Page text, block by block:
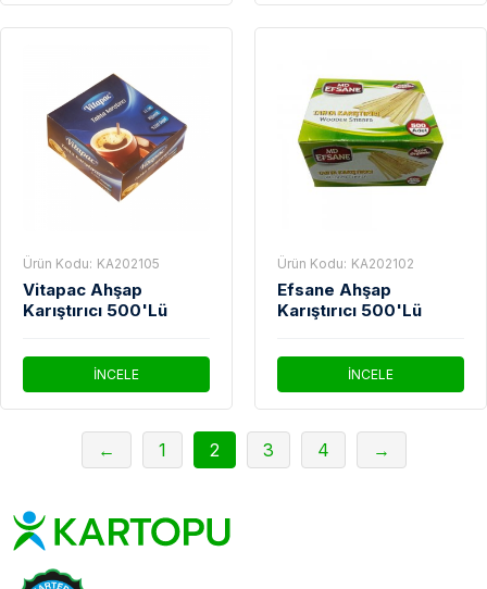
Ürün Kodu: KA202105
Vitapac Ahşap
Karıştırıcı 500'Lü
İNCELE
Ürün Kodu: KA202102
Efsane Ahşap
Karıştırıcı 500'Lü
İNCELE
← 1 2 3 4 →